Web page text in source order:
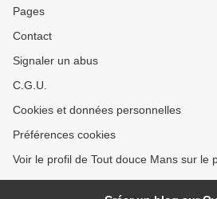
Pages
Contact
Signaler un abus
C.G.U.
Cookies et données personnelles
Préférences cookies
Voir le profil de Tout douce Mans sur le